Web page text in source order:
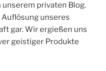
privaten Blog.
unseres
gar. Wir ergießen uns
geistiger Produkte